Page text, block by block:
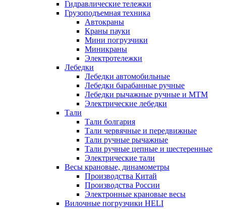
Гидравлические тележки
Грузоподъемная техника
Автокраны
Краны пауки
Мини погрузчики
Миникраны
Электротележки
Лебедки
Лебедки автомобильные
Лебедки барабанные ручные
Лебедки рычажные ручные и МТМ
Электрические лебедки
Тали
Тали болгария
Тали червячные и передвижные
Тали ручные рычажные
Тали ручные цепные и шестеренные
Электрические тали
Весы крановые, динамометры
Производства Китай
Производства России
Электронные крановые весы
Вилочные погрузчики HELI